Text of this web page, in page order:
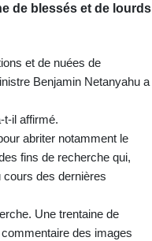
de blessés et de lourds
et de nuées de
Benjamin Netanyahu a
t-il affirmé.
abriter notamment le
fins de recherche qui,
des dernières
Une trentaine de
des images